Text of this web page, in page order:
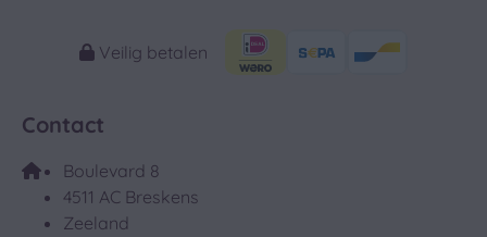
Veilig betalen
Contact
Boulevard 8
4511 AC Breskens
Zeeland